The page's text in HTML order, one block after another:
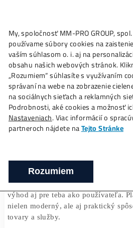
Ako toFunguje? Oplatí
Platba kryptomenou:
ju akceptujú na
Domov ❯ Články ❯ Platba
akceptujú na Slovensku?
Platby kryptomenouzažívajú vo
popularity a Slovensko nie je
kryptomenou sa stáva stále
výhod aj pre teba ako
My, spoločnosť MM-PRO
používame súbory cookies na
vaším súhlasom o. i. aj na
obsahu našich webových
„Rozumiem“ súhlasíte s
správaní na webe na zobrazenie
na sociálnych sieťach a
Podrobnosti, aké cookies a
Nastaveniach. Viac informácií o
Rozumiem